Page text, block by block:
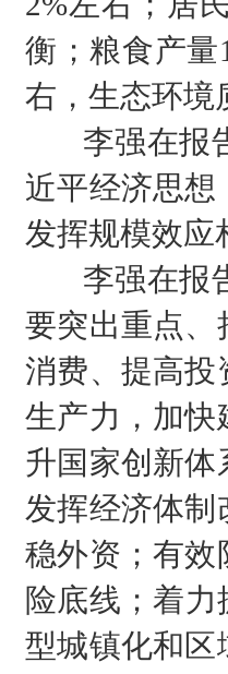
衡；粮食产
右，生态环境
李强在报告
近平经济思想
发挥规模效应
李强在报告
要突出重点、
消费、提高投
生产力，加快
升国家创新体
发挥经济体制
稳外资；有效
险底线；着
型城镇化和区